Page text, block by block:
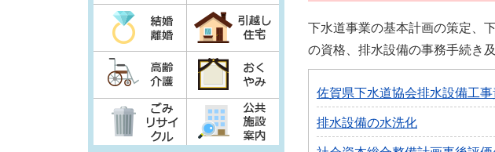
下水道事業の基本計画の策定、
の資格、排水設備の事務手続き
佐賀県下水道協会排水設備工
排水設備の水洗化